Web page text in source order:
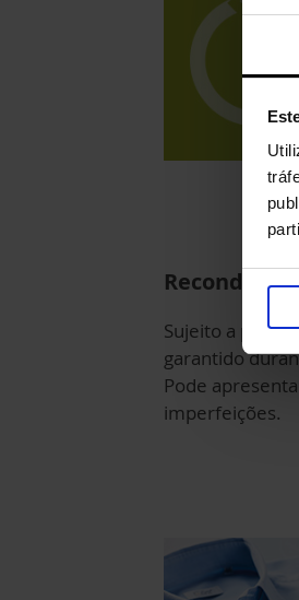
Sujeito a
garantido
Pode
imperfeições.